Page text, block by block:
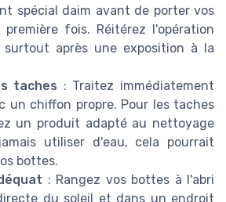
spécial daim avant de porter vos
fois. Réitérez l'opération
surtout après une exposition à la
taches : Traitez immédiatement
un chiffon propre. Pour les taches
un produit adapté au nettoyage
utiliser d'eau, cela pourrait
bottes.
: Rangez vos bottes à l'abri
du soleil et dans un endroit